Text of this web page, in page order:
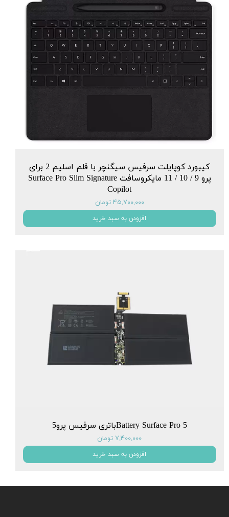
کیبورد کوپایلت سرفیس سیگنچر با قلم اسلیم 2 برای
پرو 9 / 10 / 11 مایکروسافت Surface Pro Slim Signature
Copilot
۴۵,۷۰۰,۰۰۰ تومان
افزودن به سبد خرید
Battery Surface Pro 5باتری سرفیس پرو5
۷,۴۰۰,۰۰۰ تومان
افزودن به سبد خرید